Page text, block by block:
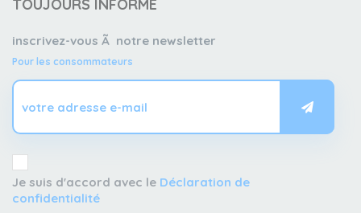
TOUJOURS INFORMÉ
inscrivez-vous Ã notre newsletter
Pour les consommateurs
Je suis d'accord avec le Déclaration de
confidentialité